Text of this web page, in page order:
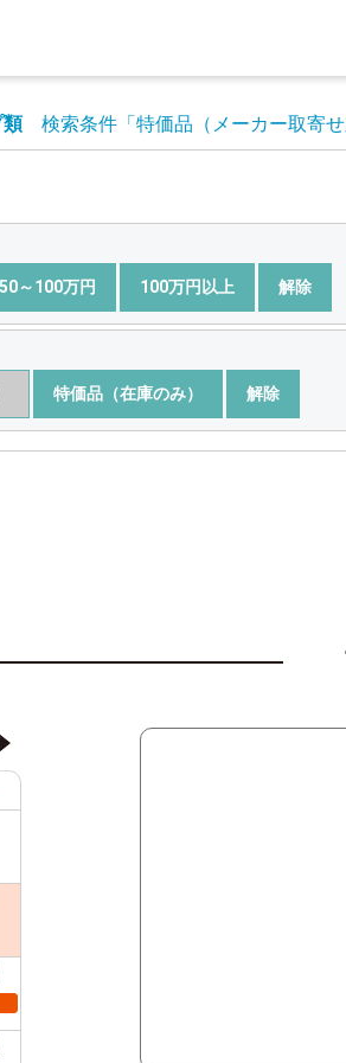
検索条件 「特価品（メーカー取寄
50～100万円 100万円以上 解除
特価品（在庫のみ） 解除